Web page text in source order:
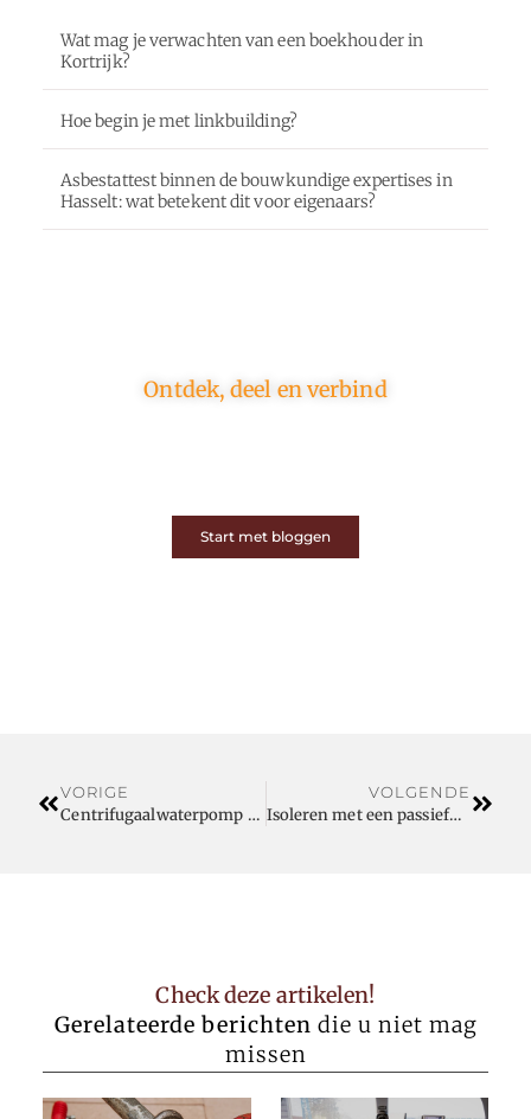
Wat mag je verwachten van een boekhouder in
Kortrijk?
Hoe begin je met linkbuilding?
Asbestattest binnen de bouwkundige expertises in
Hasselt: wat betekent dit voor eigenaars?
Ontdek, deel en verbind
Start met bloggen
VORIGE
Centrifugaalwaterpomp – Leer een beetje over deze technologie
VOLGENDE
Isoleren met een passiefhuis kozijn
Check deze artikelen!
Gerelateerde berichten die u niet mag
missen